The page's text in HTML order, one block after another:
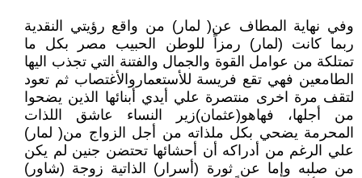
وفي نهاية المطاف عن( لمار) من واقع رؤيتي النقدية
ربما كانت (لمار) رمزاً للوطن الحبيب مصر بكل ما
تمتلكة من عوامل القوة والجمال والفتنة التي تجذب اليها
الطامعين فهي تقع فريسة للأستعماروالأغتصاب ثم تعود
لتقف مرة اخرى منتصرة علي أيدي أبنائها الذين يضحوا
من أجلها، فهاهو(عثمان)زير النساء عاشق اللذات
المحرمة يضحي بكل ملذاته من أجل الزواج من( لمار)
علي الرغم من أدراكه أن أحشائها تحتضن جنين لم يكن
من صلبه وإما عن ثورة (أسرار) الذاتية زوجة (شاور)